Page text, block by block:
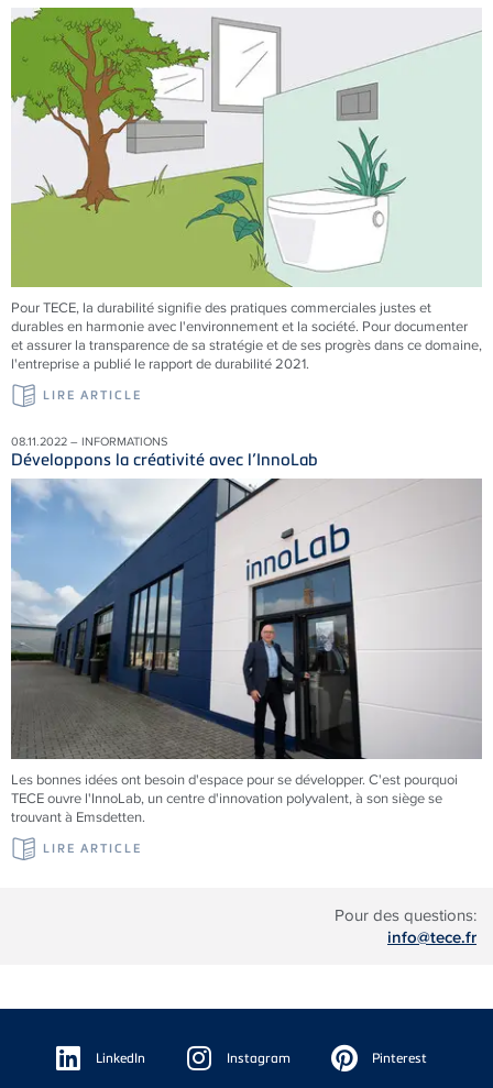
Pour des questions:
info@tece.fr
PourTECE, la durabilité signifie des pratiques commerciales justes et
durables en harmonie avec l'environnement et la société. Pour documenter
et assurer la transparence de sa stratégie et de ses progrès dans ce domaine,
l'entreprise a publié le rapport de durabilité 2021.
LIRE ARTICLE
08.11.2022 – INFORMATIONS
Développons la créativité avec l’InnoLab
Les bonnes idées ont besoin d'espace pour se développer. C'est pourquoi
TECEouvre l'InnoLab, un centre d'innovation polyvalent, à son siège se
trouvant à Emsdetten.
LIRE ARTICLE
Floating
Sidebar LinkedIn Instagram Pinterest